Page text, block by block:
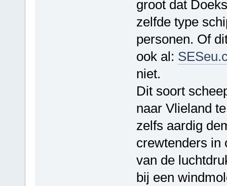
groot dat
zelfde type
personen. Of
ook al:
niet.
Dit soort
naar Vlieland
zelfs aardig
crewtenders in
van de
bij een